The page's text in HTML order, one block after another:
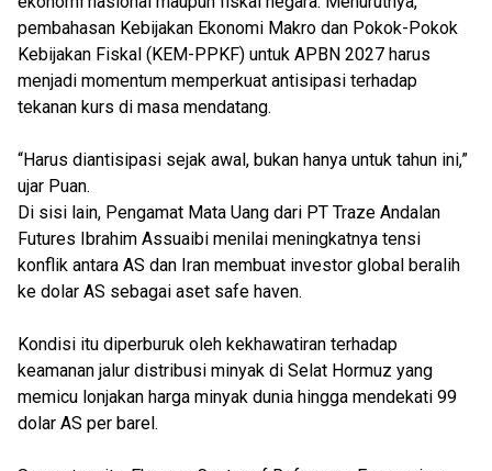
pembahasan Kebijakan Ekonomi Makro dan Pokok-Pokok
Kebijakan Fiskal (KEM-PPKF) untuk APBN 2027 harus
menjadi momentum memperkuat antisipasi terhadap
tekanan kurs di masa mendatang.
“Harus diantisipasi sejak awal, bukan hanya untuk tahun ini,”
ujar Puan.
Di sisi lain, Pengamat Mata Uang dari PT Traze Andalan
Futures⁠ Ibrahim Assuaibi menilai meningkatnya tensi
konflik antara AS dan Iran membuat investor global beralih
ke dolar AS sebagai aset safe haven.
Kondisi itu diperburuk oleh kekhawatiran terhadap
keamanan jalur distribusi minyak di Selat Hormuz yang
memicu lonjakan harga minyak dunia hingga mendekati 99
dolar AS per barel.